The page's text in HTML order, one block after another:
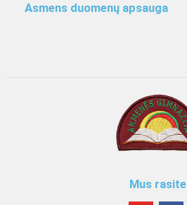
Asmens duomenų apsauga
Mus rasite